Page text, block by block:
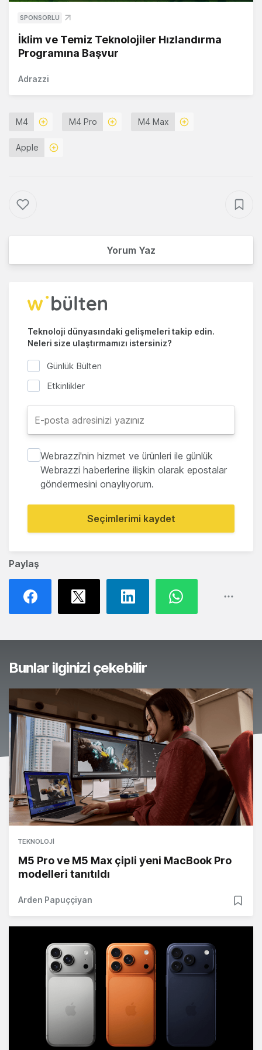
Paylaş
SPONSORLU
İklim ve Temiz Teknolojiler Hızlandırma
Programına Başvur
Adrazzi
M4 M4 Pro M4 Max
Apple
Yorum Yaz
Teknoloji dünyasındaki gelişmeleri takip edin.
Neleri size ulaştırmamızı istersiniz?
Günlük Bülten
Etkinlikler
Webrazzi'nin hizmet ve ürünleri ile günlük
Webrazzi haberlerine ilişkin olarak epostalar
göndermesini onaylıyorum.
Seçimlerimi kaydet
Bunlar ilginizi çekebilir
TEKNOLOJI
M5 Pro ve M5 Max çipli yeni MacBook Pro
modelleri tanıtıldı
Arden Papuççiyan